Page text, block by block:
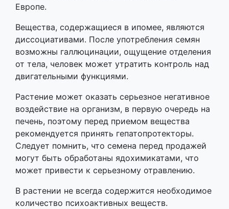
Европе.
Вещества, содержащиеся в ипомее, являются
диссоциативами. После употребления семян
возможны галлюцинации, ощущение отделения
от тела, человек может утратить контроль над
двигательными функциями.
Растение может оказать серьезное негативное
воздействие на организм, в первую очередь на
печень, поэтому перед приемом вещества
рекомендуется принять гепатопротекторы.
Следует помнить, что семена перед продажей
могут быть обработаны ядохимикатами, что
может привести к серьезному отравлению.
В растении не всегда содержится необходимое
количество психоактивных веществ.